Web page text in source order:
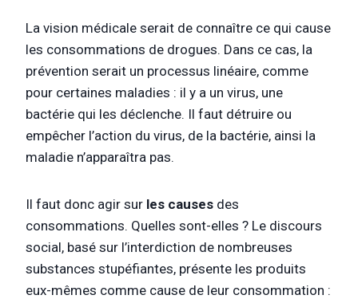
La vision médicale serait de connaître ce qui cause
les consommations de drogues. Dans ce cas, la
prévention serait un processus linéaire, comme
pour certaines maladies : il y a un virus, une
bactérie qui les déclenche. Il faut détruire ou
empêcher l’action du virus, de la bactérie, ainsi la
maladie n’apparaîtra pas.
Il faut donc agir sur les causes des
consommations. Quelles sont-elles ? Le discours
social, basé sur l’interdiction de nombreuses
substances stupéfiantes, présente les produits
eux-mêmes comme cause de leur consommation :